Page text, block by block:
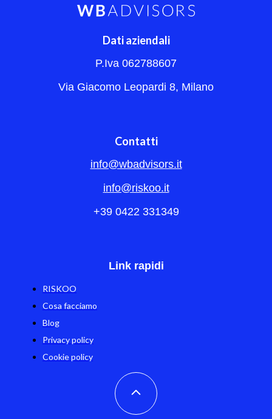
Dati aziendali
P.Iva 062788607
Via Giacomo Leopardi 8, Milano
Contatti
info@wbadvisors.it
info@riskoo.it
+39 0422 331349
Link rapidi
RISKOO
Cosa facciamo
Blog
Privacy policy
Cookie policy